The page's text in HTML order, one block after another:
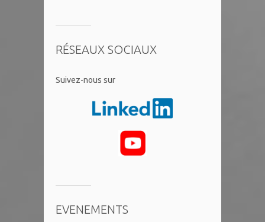
RÉSEAUX SOCIAUX
​Suivez-nous sur
EVENEMENTS